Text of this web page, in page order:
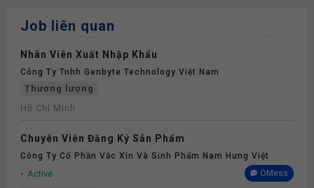
Job liên quan
Nhân Viên Xuất Nhập Khẩu
Công Ty Tnhh Genbyte Technology Việt Nam
Thương lượng
Hồ Chí Minh
Chuyên Viên Đăng Ký Sản Phẩm
Công Ty Cổ Phần Vắc Xin Và Sinh Phẩm Nam Hưng Việt
Active OMess